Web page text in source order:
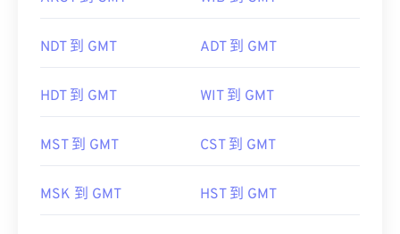
NDT 到 GMT ADT 到 GMT
HDT 到 GMT WIT 到 GMT
MST 到 GMT CST 到 GMT
MSK 到 GMT HST 到 GMT